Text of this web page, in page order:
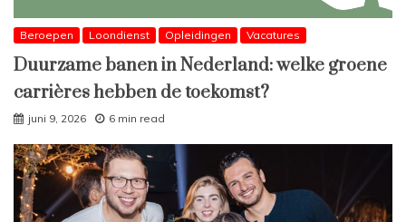
Beroepen Loondienst Opleidingen Vacatures
Duurzame banen in Nederland: welke groene
carrières hebben de toekomst?
juni 9, 2026 6 min read